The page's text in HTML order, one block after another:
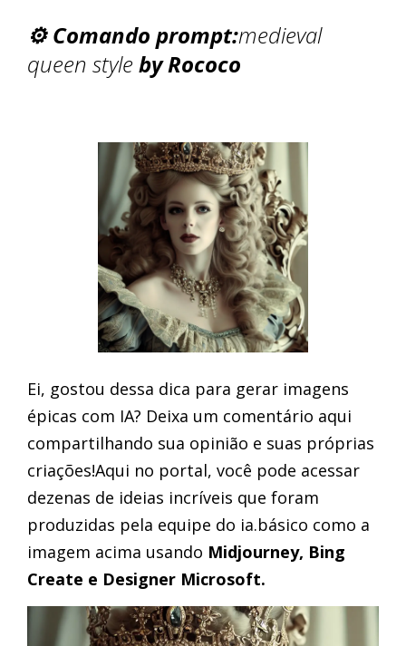
⚙️ Comando prompt:medieval
queen style by Rococo
Ei, gostou dessa dica para gerar imagens
épicas com IA? Deixa um comentário aqui
compartilhando sua opinião e suas próprias
criações!Aqui no portal, você pode acessar
dezenas de ideias incríveis que foram
produzidas pela equipe do ia.básico como a
imagem acima usando Midjourney, Bing
Create e Designer Microsoft.